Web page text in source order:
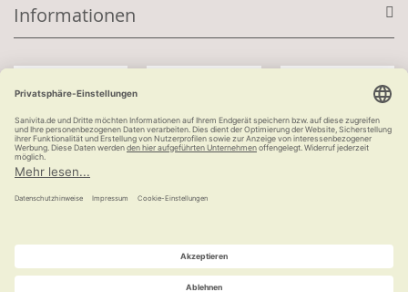
Informationen
Kauf auf Rechnung
versandkostenfrei